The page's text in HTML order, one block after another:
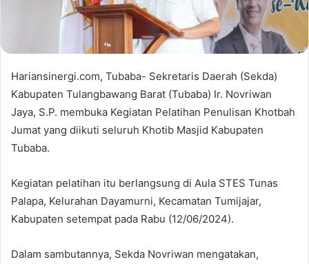
Hariansinergi.com, Tubaba- Sekretaris Daerah (Sekda)
Kabupaten Tulangbawang Barat (Tubaba) Ir. Novriwan
Jaya, S.P. membuka Kegiatan Pelatihan Penulisan Khotbah
Jumat yang diikuti seluruh Khotib Masjid Kabupaten
Tubaba.
Kegiatan pelatihan itu berlangsung di Aula STES Tunas
Palapa, Kelurahan Dayamurni, Kecamatan Tumijajar,
Kabupaten setempat pada Rabu (12/06/2024).
Dalam sambutannya, Sekda Novriwan mengatakan,